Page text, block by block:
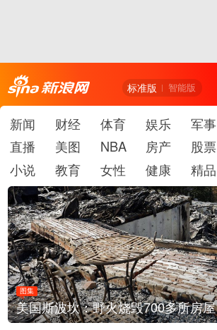
标准版 智能版
新闻 财经 体育 娱乐 军事
直播
美图 NBA 房产 股票
小说
教育 女性 健康 精品
图集
美国斯波坎：野火烧毁700多所房屋